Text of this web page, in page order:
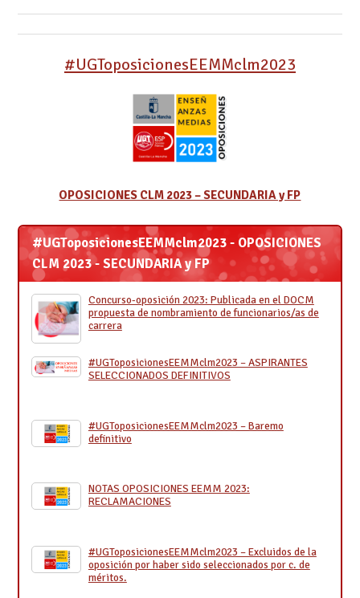
#UGToposicionesEEMMclm2023
OPOSICIONES CLM 2023 – SECUNDARIA y FP
#UGToposicionesEEMMclm2023 - OPOSICIONES
CLM 2023 - SECUNDARIA y FP
Concurso-oposición 2023: Publicada en el DOCM
propuesta de nombramiento de funcionarios/as de
carrera
#UGToposicionesEEMMclm2023 – ASPIRANTES
SELECCIONADOS DEFINITIVOS
#UGToposicionesEEMMclm2023 – Baremo
definitivo
NOTAS OPOSICIONES EEMM 2023:
RECLAMACIONES
#UGToposicionesEEMMclm2023 – Excluidos de la
oposición por haber sido seleccionados por c. de
méritos.